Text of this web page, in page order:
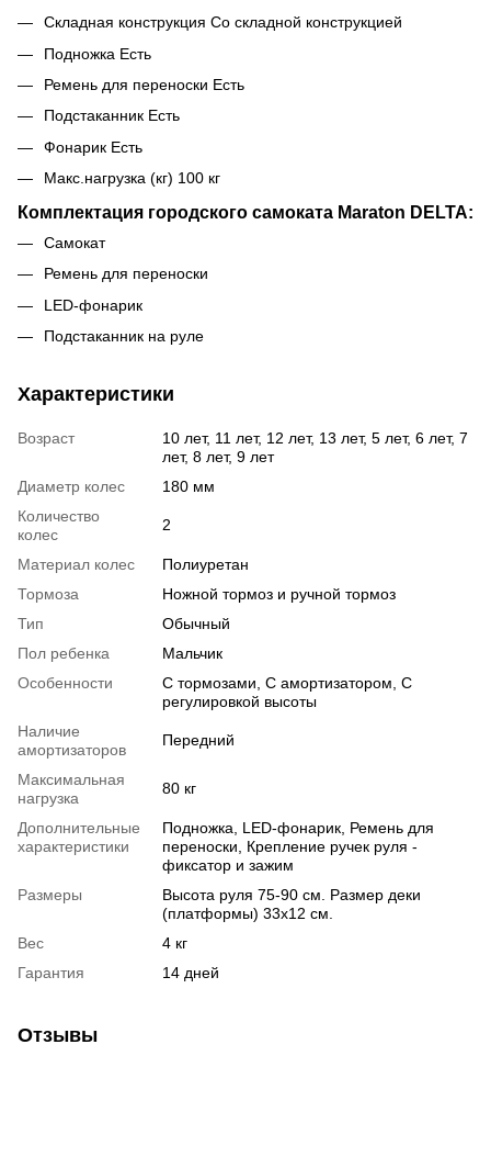
Складная конструкция Со складной конструкцией
Подножка Есть
Ремень для переноски Есть
Подстаканник Есть
Фонарик Есть
Макс.нагрузка (кг) 100 кг
Комплектация городского самоката Maraton DELTA:
Самокат
Ремень для переноски
LED-фонарик
Подстаканник на руле
Характеристики
Возраст
10 лет, 11 лет, 12 лет, 13 лет, 5 лет, 6 лет, 7
лет, 8 лет, 9 лет
Диаметр колес
180 мм
Количество
колес
2
Материал колес
Полиуретан
Тормоза
Ножной тормоз и ручной тормоз
Тип
Обычный
Пол ребенка
Мальчик
Особенности
С тормозами, С амортизатором, С
регулировкой высоты
Наличие
амортизаторов
Передний
Максимальная
нагрузка
80 кг
Дополнительные
характеристики
Подножка, LED-фонарик, Ремень для
переноски, Крепление ручек руля -
фиксатор и зажим
Размеры
Высота руля 75-90 см. Размер деки
(платформы) 33х12 см.
Вес
4 кг
Гарантия
14 дней
Отзывы